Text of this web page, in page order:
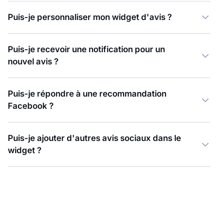
Puis-je personnaliser mon widget d'avis ?
Puis-je recevoir une notification pour un
nouvel avis ?
Puis-je répondre à une recommandation
Facebook ?
Puis-je ajouter d'autres avis sociaux dans le
widget ?